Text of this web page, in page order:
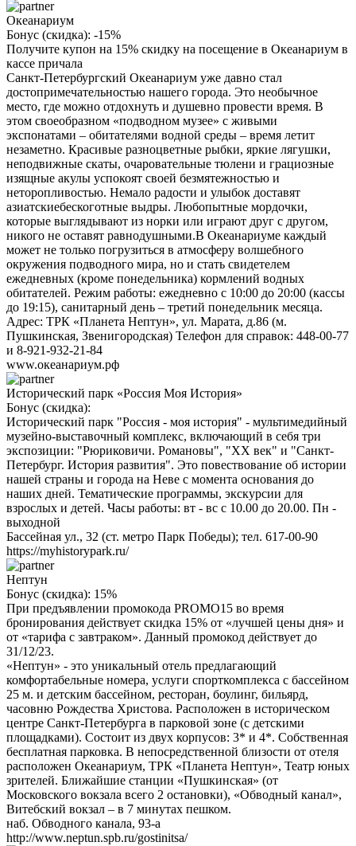
Океанариум
Бонус (скидка): -15%
Получите купон на 15% скидку на посещение в Океанариум в
кассе причала
Санкт-Петербургский Океанариум уже давно стал
достопримечательностью нашего города. Это необычное
место, где можно отдохнуть и душевно провести время. В
этом своеобразном «подводном музее» с живыми
экспонатами – обитателями водной среды – время летит
незаметно. Красивые разноцветные рыбки, яркие лягушки,
неподвижные скаты, очаровательные тюлени и грациозные
изящные акулы успокоят своей безмятежностью и
неторопливостью. Немало радости и улыбок доставят
азиатскиебескоготные выдры. Любопытные мордочки,
которые выглядывают из норки или играют друг с другом,
никого не оставят равнодушными.В Океанариуме каждый
может не только погрузиться в атмосферу волшебного
окружения подводного мира, но и стать свидетелем
ежедневных (кроме понедельника) кормлений водных
обитателей. Режим работы: ежедневно с 10:00 до 20:00 (кассы
до 19:15), санитарный день – третий понедельник месяца.
Адрес: ТРК «Планета Нептун», ул. Марата, д.86 (м.
Пушкинская, Звенигородская) Телефон для справок: 448-00-77
и 8-921-932-21-84
www.океанариум.рф
Исторический парк «Россия Моя История»
Бонус (скидка):
Исторический парк "Россия - моя история" - мультимедийный
музейно-выставочный комплекс, включающий в себя три
экспозиции: "Рюриковичи. Романовы", "ХХ век" и "Санкт-
Петербург. История развития". Это повествование об истории
нашей страны и города на Неве с момента основания до
наших дней. Тематические программы, экскурсии для
взрослых и детей. Часы работы: вт - вс с 10.00 до 20.00. Пн -
выходной
Бассейная ул., 32 (ст. метро Парк Победы); тел. 617-00-90
https://myhistorypark.ru/
Нептун
Бонус (скидка): 15%
При предъявлении промокода PROMO15 во время
бронирования действует скидка 15% от «лучшей цены дня» и
от «тарифа с завтраком». Данный промокод действует до
31/12/23.
«Нептун» - это уникальный отель предлагающий
комфортабельные номера, услуги спорткомплекса с бассейном
25 м. и детским бассейном, ресторан, боулинг, бильярд,
часовню Рождества Христова. Расположен в историческом
центре Санкт-Петербурга в парковой зоне (с детскими
площадками). Состоит из двух корпусов: 3* и 4*. Собственная
бесплатная парковка. В непосредственной близости от отеля
расположен Океанариум, ТРК «Планета Нептун», Театр юных
зрителей. Ближайшие станции «Пушкинская» (от
Московского вокзала всего 2 остановки), «Обводный канал»,
Витебский вокзал – в 7 минутах пешком.
наб. Обводного канала, 93-а
http://www.neptun.spb.ru/gostinitsa/